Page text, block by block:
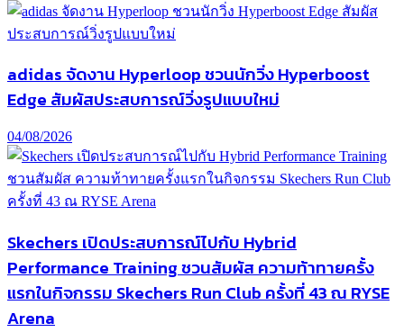
adidas จัดงาน Hyperloop ชวนนักวิ่ง Hyperboost
Edge สัมผัสประสบการณ์วิ่งรูปแบบใหม่
04/08/2026
Skechers เปิดประสบการณ์ไปกับ Hybrid
Performance Training ชวนสัมผัส ความท้าทายครั้ง
แรกในกิจกรรม Skechers Run Club ครั้งที่ 43 ณ RYSE
Arena